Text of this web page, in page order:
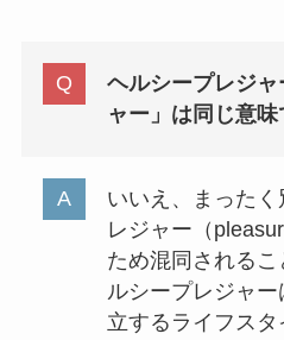
ヘルシープレジ
ャー」は同じ意味
いいえ、まった
レジャー（
ため混同される
ルシープレジャ
立するライフス